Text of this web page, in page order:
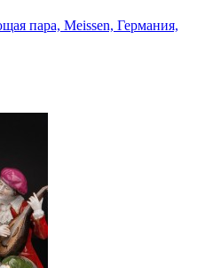
пара, Meissen, Германия,